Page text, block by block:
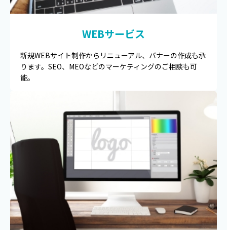
WEBサービス
新規WEBサイト制作からリニューアル、バナーの作成も承
ります。SEO、MEOなどのマーケティングのご相談も可
能。